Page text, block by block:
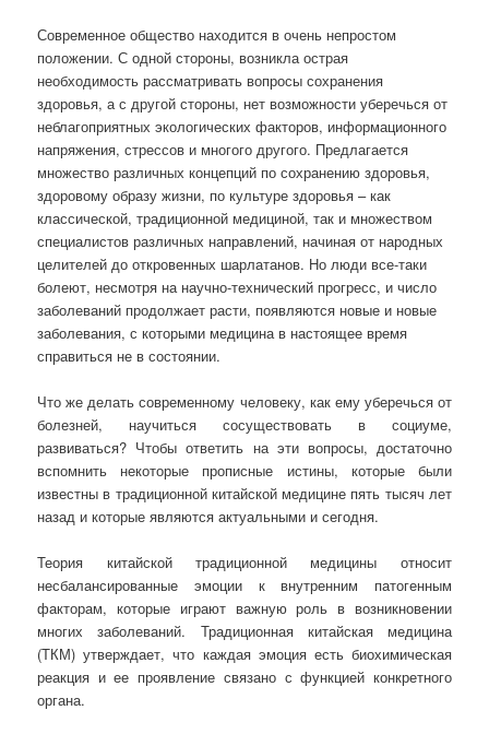
Современное общество находится в очень непростом
положении. С одной стороны, возникла острая
необходимость рассматривать вопросы сохранения
здоровья, а с другой стороны, нет возможности уберечься от
неблагоприятных экологических факторов, информационного
напряжения, стрессов и многого другого. Предлагается
множество различных концепций по сохранению здоровья,
здоровому образу жизни, по культуре здоровья – как
классической, традиционной медициной, так и множеством
специалистов различных направлений, начиная от народных
целителей до откровенных шарлатанов. Но люди все-таки
болеют, несмотря на научно-технический прогресс, и число
заболеваний продолжает расти, появляются новые и новые
заболевания, с которыми медицина в настоящее время
справиться не в состоянии.
Что же делать современному человеку, как ему уберечься от
болезней, научиться сосуществовать в социуме,
развиваться? Чтобы ответить на эти вопросы, достаточно
вспомнить некоторые прописные истины, которые были
известны в традиционной китайской медицине пять тысяч лет
назад и которые являются актуальными и сегодня.
Теория китайской традиционной медицины относит
несбалансированные эмоции к внутренним патогенным
факторам, которые играют важную роль в возникновении
многих заболеваний. Традиционная китайская медицина
(ТКМ) утверждает, что каждая эмоция есть биохимическая
реакция и ее проявление связано с функцией конкретного
органа.